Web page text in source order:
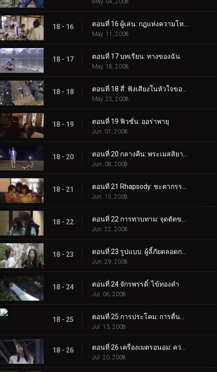
May. 04, 2008
18 - 16
May. 11, 2008
18 - 17 ตอนที่ 17 บทเรียน: ทางของฉัน
May. 18, 2008
18 - 18
May. 25, 2008
18 - 19 ตอนที่ 19 ฟิวชั่น: ออร่าพายุ
Jun. 01, 2008
18 - 20
Jun. 08, 2008
18 - 21
Jun. 15, 2008
18 - 22
Jun. 22, 2008
18 - 23
Jun. 29, 2008
18 - 24 ตอนที่ 24 จักรพรรดิ์: ไข้ทองคำ
Jul. 06, 2008
18 - 25
Jul. 13, 2008
18 - 26
Jul. 20, 2008